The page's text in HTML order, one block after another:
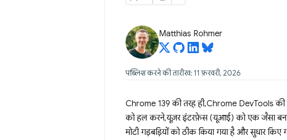
Matthias Rohmer
पब्लिश करने की तारीख: 11 फ़रवरी, 2026
Chrome 139 की तरह ही, Chrome DevTools की
को हल करने, यूज़र इंटरफ़ेस (यूआई) को एक जैसा
मोटी गड़बड़ियों को ठीक किया गया है और सुधार